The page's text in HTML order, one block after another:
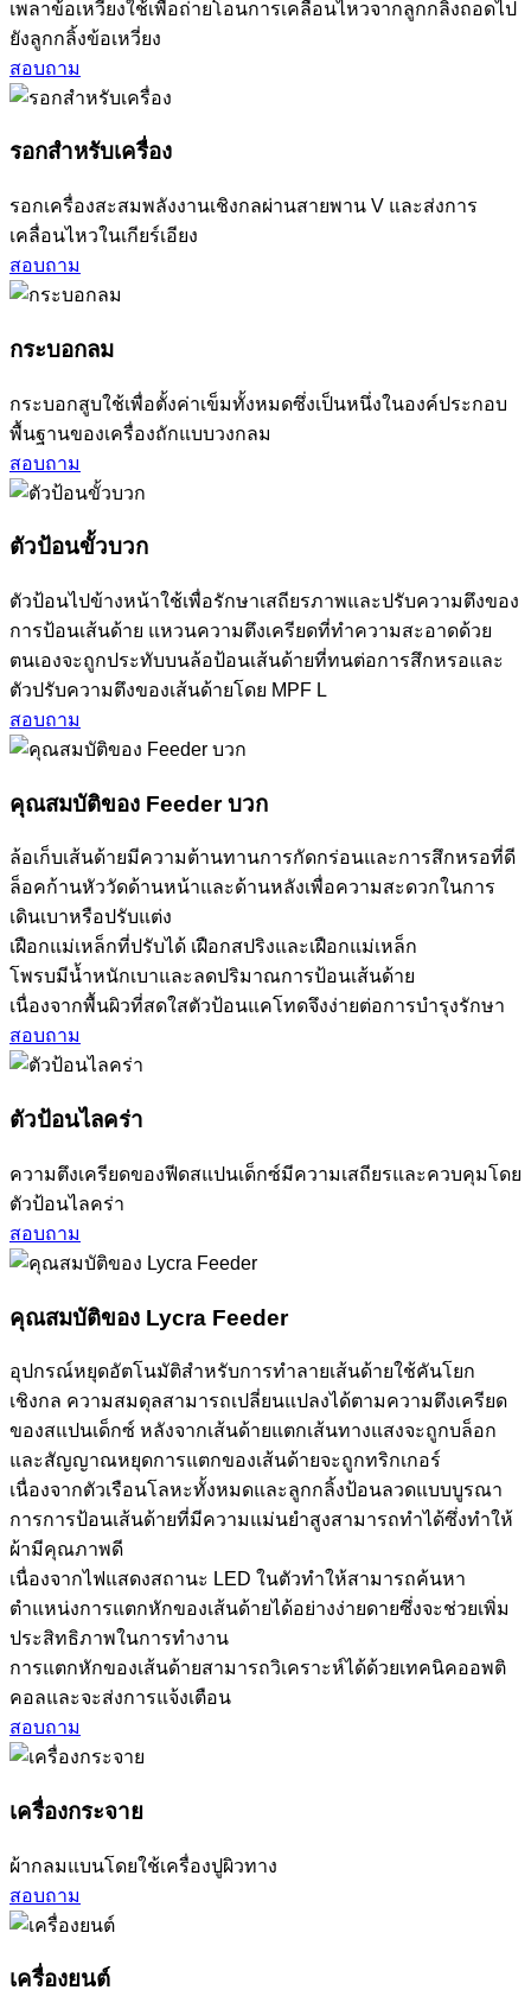
เพลาข้อเหวี่ยงใช้เพื่อถ่ายโอนการเคลื่อนไหวจากลูกกลิ้งถอดไป
ยังลูกกลิ้งข้อเหวี่ยง
สอบถาม
รอกสำหรับเครื่อง
รอกเครื่องสะสมพลังงานเชิงกลผ่านสายพาน V และส่งการ
เคลื่อนไหวในเกียร์เอียง
สอบถาม
กระบอกลม
กระบอกสูบใช้เพื่อตั้งค่าเข็มทั้งหมดซึ่งเป็นหนึ่งในองค์ประกอบ
พื้นฐานของเครื่องถักแบบวงกลม
สอบถาม
ตัวป้อนขั้วบวก
ตัวป้อนไปข้างหน้าใช้เพื่อรักษาเสถียรภาพและปรับความตึงของ
การป้อนเส้นด้าย แหวนความตึงเครียดที่ทำความสะอาดด้วย
ตนเองจะถูกประทับบนล้อป้อนเส้นด้ายที่ทนต่อการสึกหรอและ
ตัวปรับความตึงของเส้นด้ายโดย MPF L
สอบถาม
คุณสมบัติของ Feeder บวก
ล้อเก็บเส้นด้ายมีความต้านทานการกัดกร่อนและการสึกหรอที่ดี
ล็อคก้านหัววัดด้านหน้าและด้านหลังเพื่อความสะดวกในการ
เดินเบาหรือปรับแต่ง
เฝือกแม่เหล็กที่ปรับได้ เฝือกสปริงและเฝือกแม่เหล็ก
โพรบมีน้ำหนักเบาและลดปริมาณการป้อนเส้นด้าย
เนื่องจากพื้นผิวที่สดใสตัวป้อนแคโทดจึงง่ายต่อการบำรุงรักษา
สอบถาม
ตัวป้อนไลคร่า
ความตึงเครียดของฟีดสแปนเด็กซ์มีความเสถียรและควบคุมโดย
ตัวป้อนไลคร่า
สอบถาม
คุณสมบัติของ Lycra Feeder
อุปกรณ์หยุดอัตโนมัติสำหรับการทำลายเส้นด้ายใช้คันโยก
เชิงกล ความสมดุลสามารถเปลี่ยนแปลงได้ตามความตึงเครียด
ของสแปนเด็กซ์ หลังจากเส้นด้ายแตกเส้นทางแสงจะถูกบล็อก
และสัญญาณหยุดการแตกของเส้นด้ายจะถูกทริกเกอร์
เนื่องจากตัวเรือนโลหะทั้งหมดและลูกกลิ้งป้อนลวดแบบบูรณา
การการป้อนเส้นด้ายที่มีความแม่นยำสูงสามารถทำได้ซึ่งทำให้
ผ้ามีคุณภาพดี
เนื่องจากไฟแสดงสถานะ LED ในตัวทำให้สามารถค้นหา
ตำแหน่งการแตกหักของเส้นด้ายได้อย่างง่ายดายซึ่งจะช่วยเพิ่ม
ประสิทธิภาพในการทำงาน
การแตกหักของเส้นด้ายสามารถวิเคราะห์ได้ด้วยเทคนิคออพติ
คอลและจะส่งการแจ้งเตือน
สอบถาม
เครื่องกระจาย
ผ้ากลมแบนโดยใช้เครื่องปูผิวทาง
สอบถาม
เครื่องยนต์